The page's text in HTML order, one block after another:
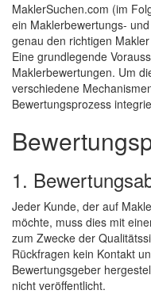
MaklerSuchen.com (im
ein Maklerbewertungs-
genau den richtigen
Eine grundlegende
Maklerbewertungen. Um
verschiedene
Bewertungsprozess
1.
Jeder Kunde, der auf
möchte, muss dies mit
zum Zwecke der
Rückfragen kein Kontakt
Bewertungsgeber
nicht veröffentlicht.